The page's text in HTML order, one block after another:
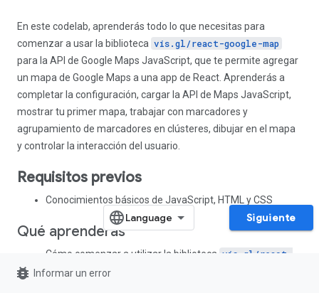
En este codelab, aprenderás todo lo que necesitas para
comenzar a usar la biblioteca vis.gl/react-google-map
para la API de Google Maps JavaScript, que te permite agregar
un mapa de Google Maps a una app de React. Aprenderás a
completar la configuración, cargar la API de Maps JavaScript,
mostrar tu primer mapa, trabajar con marcadores y
agrupamiento de marcadores en clústeres, dibujar en el mapa
y controlar la interacción del usuario.
Requisitos previos
Conocimientos básicos de JavaScript, HTML y CSS
Qué aprenderás
Cómo comenzar a utilizar la biblioteca vis.gl/react-
google-map para Google Maps Platform
Siguiente
bug_report Informar un error